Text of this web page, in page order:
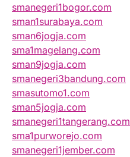
smanegeri1bogor.com
sman1surabaya.com
sman6jogja.com
sma1magelang.com
sman9jogja.com
smanegeri3bandung.com
smasutomo1.com
sman5jogja.com
smanegeri1tangerang.com
sma1purworejo.com
smanegeri1jember.com